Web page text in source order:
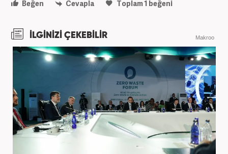
Beğen Cevapla Toplam1 beğeni
İLGİNİZİ ÇEKEBİLİR Makroo